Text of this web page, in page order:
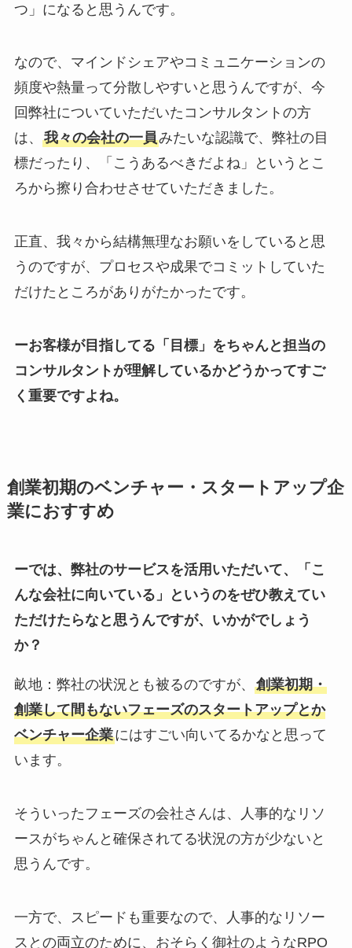
つ」になると思うんです。
なので、マインドシェアやコミュニケーションの
頻度や熱量って分散しやすいと思うんですが、今
回弊社についていただいたコンサルタントの方
は、 我々の会社の一員みたいな認識で、弊社の目
標だったり、「こうあるべきだよね」というとこ
ろから擦り合わせさせていただきました。
正直、我々から結構無理なお願いをしていると思
うのですが、プロセスや成果でコミットしていた
だけたところがありがたかったです。
ーお客様が目指してる「目標」をちゃんと担当の
コンサルタントが理解しているかどうかってすご
く重要ですよね。
創業初期のベンチャー・スタートアップ企
業におすすめ
ーでは、弊社のサービスを活用いただいて、「こ
んな会社に向いている」というのをぜひ教えてい
ただけたらなと思うんですが、いかがでしょう
か？
畝地：弊社の状況とも被るのですが、 創業初期・
創業して間もないフェーズのスタートアップとか
ベンチャー企業にはすごい向いてるかなと思って
います。
そういったフェーズの会社さんは、人事的なリソ
ースがちゃんと確保されてる状況の方が少ないと
思うんです。
一方で、スピードも重要なので、人事的なリソー
スとの両立のために、おそらく御社のようなRPO